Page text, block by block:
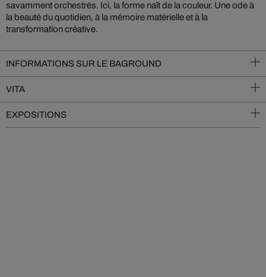
savamment orchestrés. Ici, la forme naît de la couleur. Une ode à
la beauté du quotidien, à la mémoire matérielle et à la
transformation créative.
INFORMATIONS SUR LE BAGROUND
VITA
EXPOSITIONS